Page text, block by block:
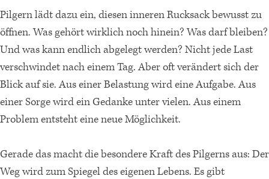
Pilgern lädt dazu ein, diesen inneren Rucksack bewusst zu
öffnen. Was gehört wirklich noch hinein? Was darf bleiben?
Und was kann endlich abgelegt werden? Nicht jede Last
verschwindet nach einem Tag. Aber oft verändert sich der
Blick auf sie. Aus einer Belastung wird eine Aufgabe. Aus
einer Sorge wird ein Gedanke unter vielen. Aus einem
Problem entsteht eine neue Möglichkeit.
Gerade das macht die besondere Kraft des Pilgerns aus: Der
Weg wird zum Spiegel des eigenen Lebens. Es gibt